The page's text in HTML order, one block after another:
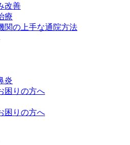
改善
療
関の上手な通院方法
炎
困りの方へ
困りの方へ